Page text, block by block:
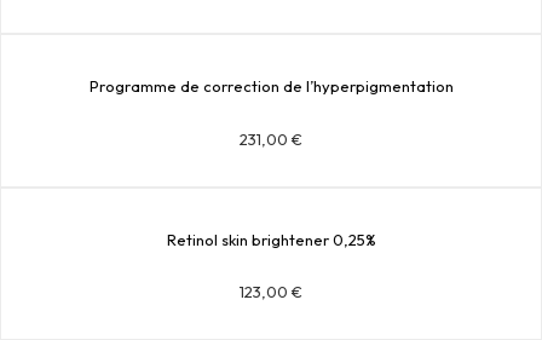
Programme de correction de l’hyperpigmentation
231,00 €
Retinol skin brightener 0,25%
123,00 €